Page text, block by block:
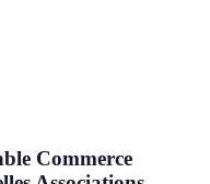
Commerce